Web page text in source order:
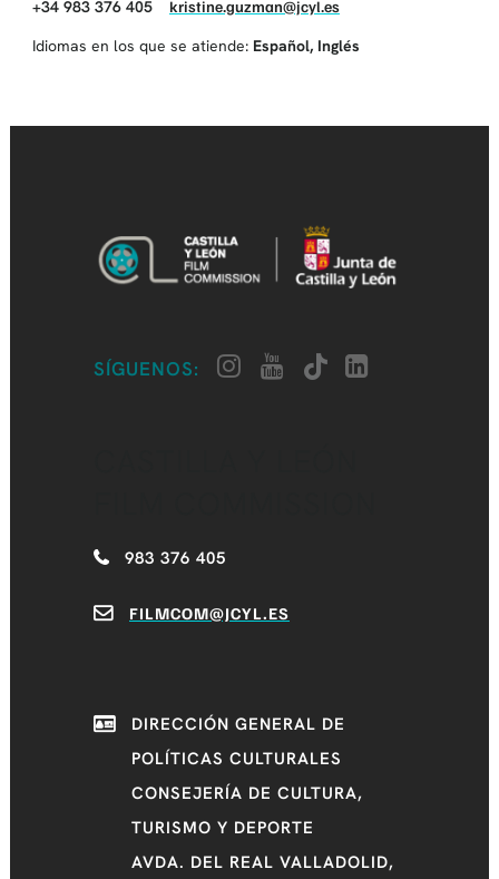
+34 983 376 405 kristine.guzman@jcyl.es
Idiomas en los que se atiende: Español, Inglés
SÍGUENOS:
983 376 405
FILMCOM@JCYL.ES
DIRECCIÓN GENERAL DE
POLÍTICAS CULTURALES
CONSEJERÍA DE CULTURA,
TURISMO Y DEPORTE
AVDA. DEL REAL VALLADOLID,